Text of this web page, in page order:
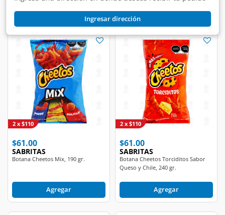
Ingresar dirección
(15 productos)
$61.00
SABRITAS
Botana Cheetos Mix, 190 gr.
2 x $110
Agregar
$61.00
SABRITAS
Botana Cheetos Torciditos Sabor
Queso y Chile, 240 gr.
2 x $110
Agregar